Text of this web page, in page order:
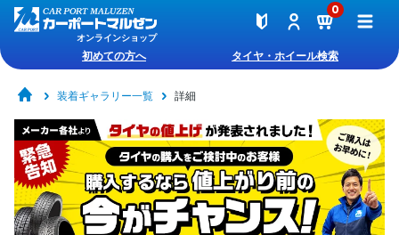
オンラインショップ
0
初めての方へ タイヤ・ホイール検索
装着ギャラリー一覧 詳細